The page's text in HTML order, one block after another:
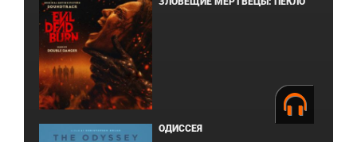
ОДИССЕЯ